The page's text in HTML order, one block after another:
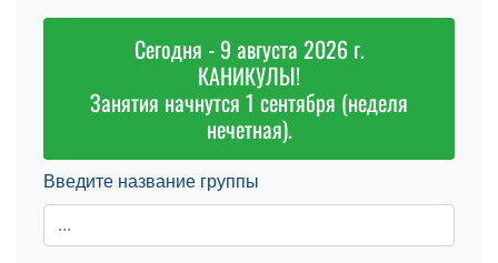
Сегодня - 9 августа 2026 г.
КАНИКУЛЫ!
Занятия начнутся 1 сентября (неделя
нечетная).
Введите название группы